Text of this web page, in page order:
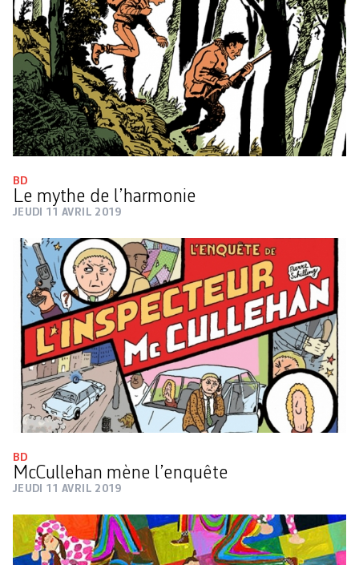
BD
Le mythe de l’harmonie
JEUDI 11 AVRIL 2019
BD
McCullehan mène l’enquête
JEUDI 11 AVRIL 2019